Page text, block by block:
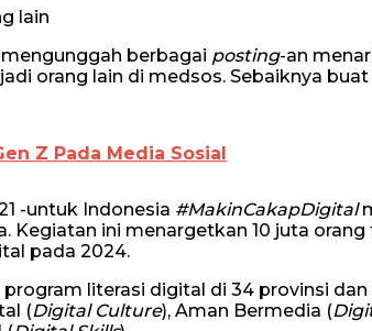
lain
berbagai posting-an
orang lain di medsos. Sebaiknya
Z Pada Media Sosial
-untuk Indonesia #MakinCakapDigital
Kegiatan ini menargetkan 10 juta
pada 2024.
literasi digital di 34 provinsi
(Digital Culture), Aman Bermedia (